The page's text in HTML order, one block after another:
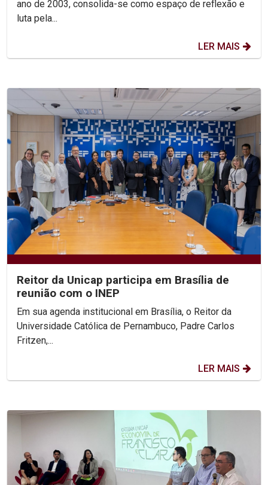
ano de 2003, consolida-se como espaço de reflexão e
luta pela...
LER MAIS
Reitor da Unicap participa em Brasília de
reunião com o INEP
Em sua agenda institucional em Brasília, o Reitor da
Universidade Católica de Pernambuco, Padre Carlos
Fritzen,...
LER MAIS